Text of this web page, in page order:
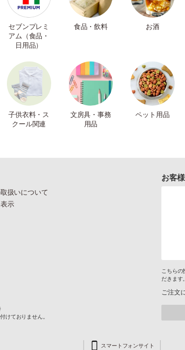
セブンプレミ
アム（食品・
日用品）
食品・飲料 お酒
子供衣料・ス
クール関連
文房具・事務
用品
ペット用品
扱いについて
示
けておりません。
お客
こちらの
だきます
ご注文
スマートフォンサイト